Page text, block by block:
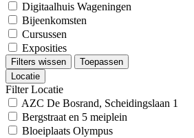
Digitaalhuis Wageningen
Bijeenkomsten
Cursussen
Exposities
Filters wissen
Toepassen
Locatie
Filter Locatie
AZC De Bosrand, Scheidingslaan 1
Bergstraat en 5 meiplein
Bloeiplaats Olympus